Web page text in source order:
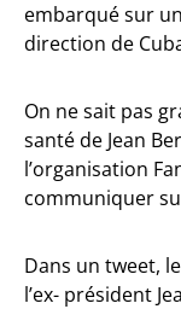
embarqué sur
direction de
On ne sait pas
santé de Jean
l’organisation
communiquer
Dans un tweet,
l’ex- président